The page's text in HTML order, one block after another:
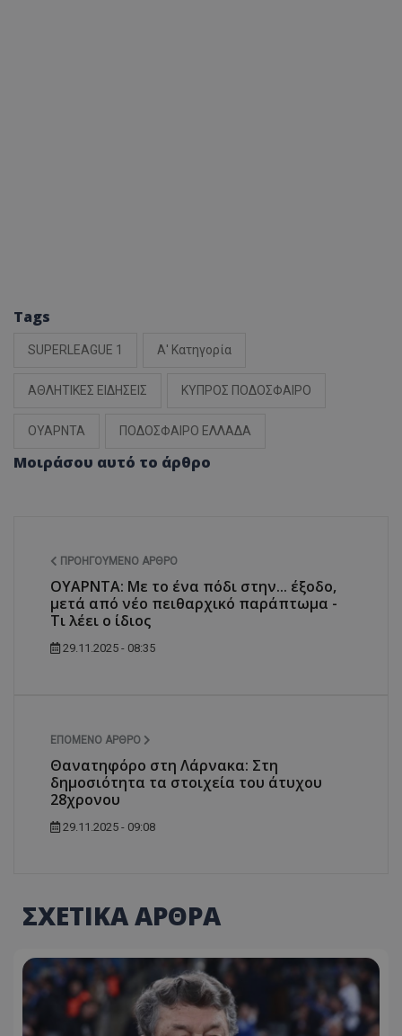
Tags
SUPERLEAGUE 1 Α' Κατηγορία
ΑΘΛΗΤΙΚΕΣ ΕΙΔΗΣΕΙΣ ΚΥΠΡΟΣ ΠΟΔΟΣΦΑΙΡΟ
ΟΥΑΡΝΤΑ ΠΟΔΟΣΦΑΙΡΟ ΕΛΛΑΔΑ
Μοιράσου αυτό το άρθρο
ΠΡΟΗΓΟΎΜΕΝΟ ΆΡΘΡΟ
ΟΥΑΡΝΤΑ: Με το ένα πόδι στην... έξοδο,
μετά από νέο πειθαρχικό παράπτωμα -
Τι λέει ο ίδιος
29.11.2025 - 08:35
ΕΠΌΜΕΝΟ ΆΡΘΡΟ
Θανατηφόρο στη Λάρνακα: Στη
δημοσιότητα τα στοιχεία του άτυχου
28χρονου
29.11.2025 - 09:08
ΣΧΕΤΙΚΑ ΑΡΘΡΑ